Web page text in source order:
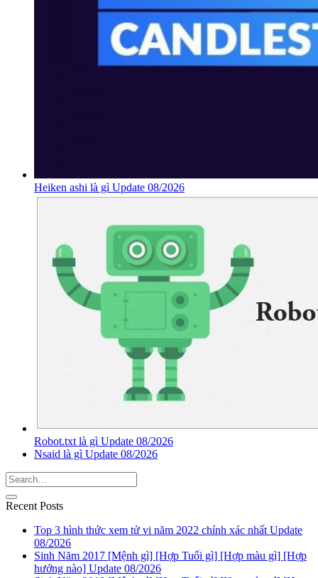
Heiken ashi là gì Update 08/2026
Robot.txt là gì Update 08/2026
Nsaid là gì Update 08/2026
Recent Posts
Top 3 hình thức xem tử vi năm 2022 chính xác nhất Update
08/2026
Sinh Năm 2017 [Mệnh gì] [Hợp Tuổi gì] [Hợp màu gì] [Hợp
hướng nào] Update 08/2026